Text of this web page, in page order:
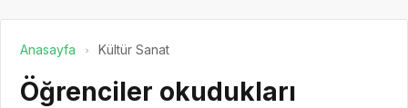
Anasayfa Kültür Sanat
Öğrenciler okudukları